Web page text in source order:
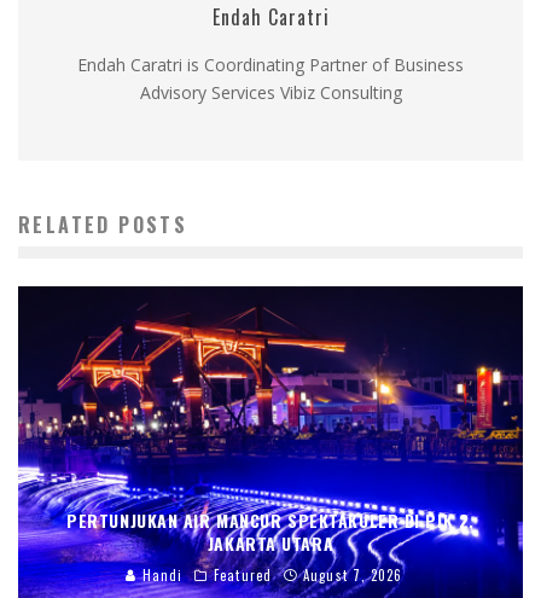
Endah Caratri
Endah Caratri is Coordinating Partner of Business
Advisory Services Vibiz Consulting
RELATED POSTS
PERTUNJUKAN AIR MANCUR SPEKTAKULER DI PIK 2,
JAKARTA UTARA
Handi Featured August 7, 2026